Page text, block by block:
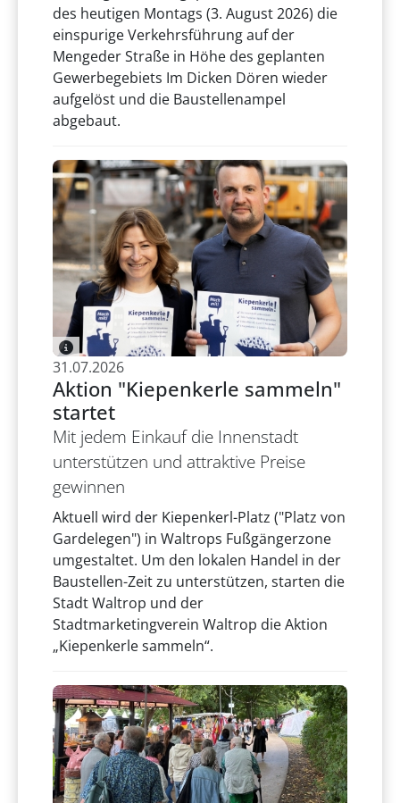
des heutigen Montags (3. August 2026) die
einspurige Verkehrsführung auf der
Mengeder Straße in Höhe des geplanten
Gewerbegebiets Im Dicken Dören wieder
aufgelöst und die Baustellenampel
abgebaut.
31.07.2026
Aktion "Kiepenkerle sammeln"
startet
Mit jedem Einkauf die Innenstadt
unterstützen und attraktive Preise
gewinnen
Aktuell wird der Kiepenkerl-Platz ("Platz von
Gardelegen") in Waltrops Fußgängerzone
umgestaltet. Um den lokalen Handel in der
Baustellen-Zeit zu unterstützen, starten die
Stadt Waltrop und der
Stadtmarketingverein Waltrop die Aktion
„Kiepenkerle sammeln“.